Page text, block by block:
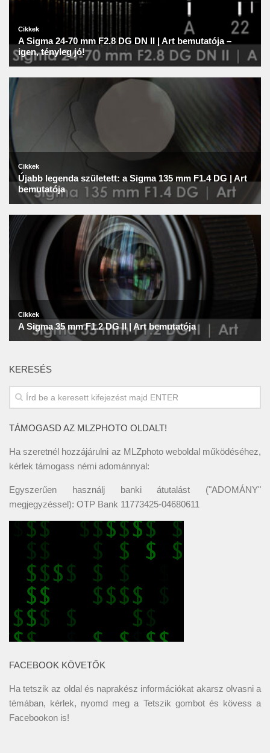
KERESÉS
TÁMOGASD AZ MLZPHOTO OLDALT!
Ha szeretnél hozzájárulni az MLZphoto weboldal működéséhez,
kérlek támogass némi adománnyal:
Egyszerűen használj banki átutalást ("ADOMÁNY"
megjegyzéssel): OTP Bank 11773425-04680611
FACEBOOK KÖVETŐK
Ha tetszik az oldal és naprakész információkat akarsz olvasni a
témában, kérlek, nyomd meg a Tetszik gombot és kövess a
Facebookon is!